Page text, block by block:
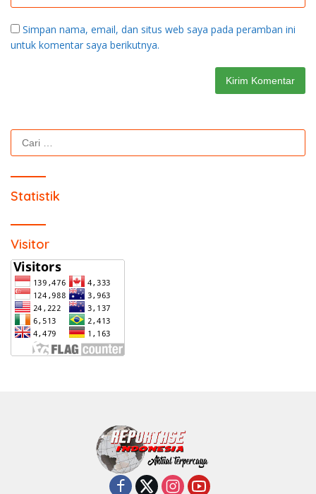
Simpan nama, email, dan situs web saya pada peramban ini
untuk komentar saya berikutnya.
Cari
untuk:
Statistik
Visitor